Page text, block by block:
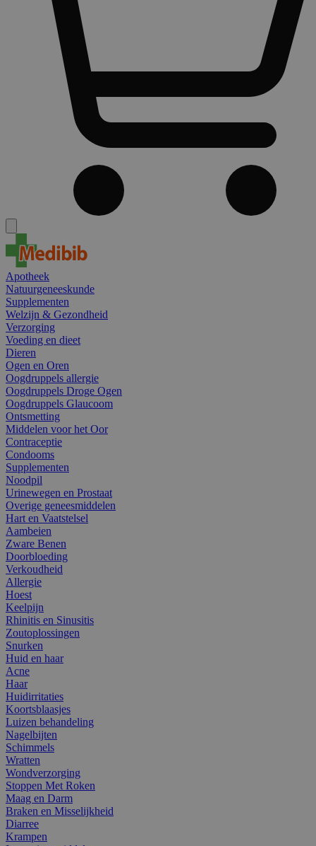
Apotheek
Natuurgeneeskunde
Supplementen
Welzijn & Gezondheid
Verzorging
Voeding en dieet
Dieren
Ogen en Oren
Oogdruppels allergie
Oogdruppels Droge Ogen
Oogdruppels Glaucoom
Ontsmetting
Middelen voor het Oor
Contraceptie
Condooms
Supplementen
Noodpil
Urinewegen en Prostaat
Overige geneesmiddelen
Hart en Vaatstelsel
Aambeien
Zware Benen
Doorbloeding
Verkoudheid
Allergie
Hoest
Keelpijn
Rhinitis en Sinusitis
Zoutoplossingen
Snurken
Huid en haar
Acne
Haar
Huidirritaties
Koortsblaasjes
Luizen behandeling
Nagelbijten
Schimmels
Wratten
Wondverzorging
Stoppen Met Roken
Maag en Darm
Braken en Misselijkheid
Diarree
Krampen